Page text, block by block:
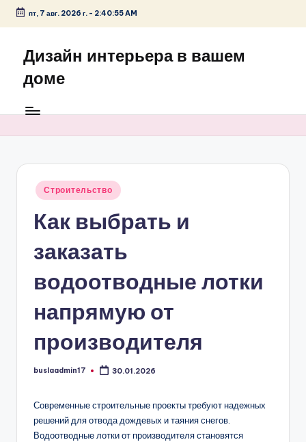
Перейти
содержимому
пт, 7 авг. 2026 г.- 2:40:55 AM
Дизайн интерьера в вашем
доме
Опубликовано
Строительство
Как выбрать и
заказать
водоотводные лотки
напрямую от
производителя
Запись
buslaadmin17 30.01.2026
Современные строительные проекты требуют надежных
решений для отвода дождевых и таяния снегов.
Водоотводные лотки от производителя становятся